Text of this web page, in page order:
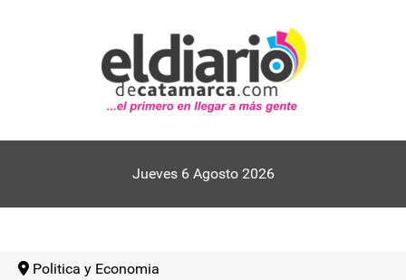
Jueves 6 Agosto 2026
Politica y Economia